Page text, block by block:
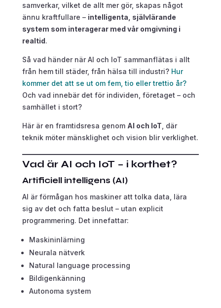
samverkar, vilket de allt mer gör, skapas något
ännu kraftfullare – intelligenta, självlärande
system som interagerar med vår omgivning i
realtid.
Så vad händer när AI och IoT sammanflätas i allt
från hem till städer, från hälsa till industri? Hur
kommer det att se ut om fem, tio eller trettio år?
Och vad innebär det för individen, företaget – och
samhället i stort?
Här är en framtidsresa genom AI och IoT , där
teknik möter mänsklighet och vision blir verklighet.
Vad är AI och IoT – i korthet?
Artificiell intelligens (AI)
AI är förmågan hos maskiner att tolka data, lära
sig av det och fatta beslut – utan explicit
programmering. Det innefattar:
Maskininlärning
Neurala nätverk
Natural language processing
Bildigenkänning
Autonoma system